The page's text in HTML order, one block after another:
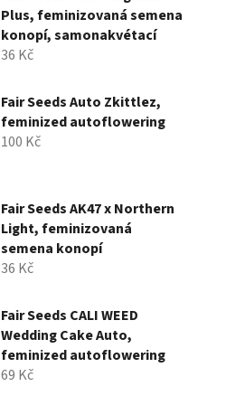
Plus, feminizovaná semena
konopí, samonakvétací
36 Kč
Fair Seeds Auto Zkittlez,
feminized autoflowering
100 Kč
Fair Seeds AK47 x Northern
Light, feminizovaná
semena konopí
36 Kč
Fair Seeds CALI WEED
Wedding Cake Auto,
feminized autoflowering
69 Kč